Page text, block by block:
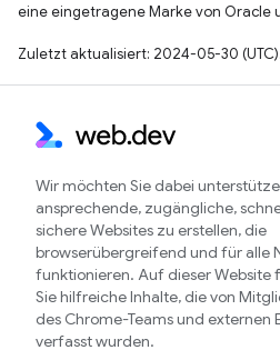
eine eingetragene Marke von Oracle
Zuletzt aktualisiert: 2024-05-30 (UTC).
Wir möchten Sie dabei
ansprechende, zugängliche,
sichere Websites zu erstellen, die
browserübergreifend und für alle
funktionieren. Auf dieser Website
Sie hilfreiche Inhalte, die von
des Chrome-Teams und externen
verfasst wurden.